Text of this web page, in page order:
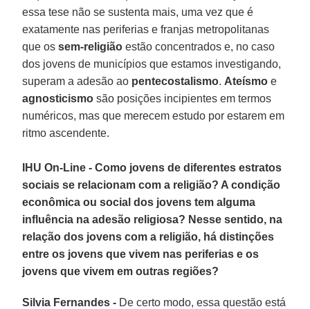
essa tese não se sustenta mais, uma vez que é
exatamente nas periferias e franjas metropolitanas
que ossem-religião estão concentrados e, no caso
dos jovens de municípios que estamos investigando,
superam a adesão ao pentecostalismo. Ateísmo e
agnosticismo são posições incipientes em termos
numéricos, mas que merecem estudo por estarem em
ritmo ascendente.
IHU On-Line - Como jovens de diferentes estratos
sociais se relacionam com a religião? A condição
econômica ou social dos jovens tem alguma
influência na adesão religiosa? Nesse sentido, na
relação dos jovens com a religião, há distinções
entre os jovens que vivem nas periferias e os
jovens que vivem em outras regiões?
Silvia Fernandes - De certo modo, essa questão está